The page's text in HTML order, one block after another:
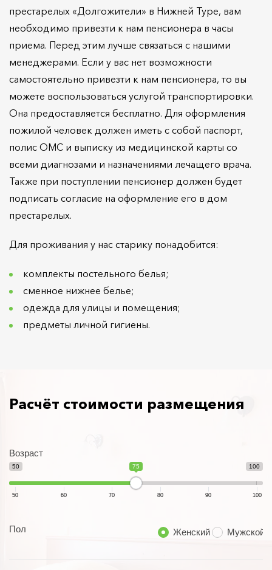
престарелых «Долгожители» в Нижней Туре, вам
необходимо привезти к нам пенсионера в часы
приема. Перед этим лучше связаться с нашими
менеджерами. Если у вас нет возможности
самостоятельно привезти к нам пенсионера, то вы
можете воспользоваться услугой транспортировки.
Она предоставляется бесплатно. Для оформления
пожилой человек должен иметь с собой паспорт,
полис ОМС и выписку из медицинской карты со
всеми диагнозами и назначениями лечащего врача.
Также при поступлении пенсионер должен будет
подписать согласие на оформление его в дом
престарелых.
Для проживания у нас старику понадобится:
комплекты постельного белья;
сменное нижнее белье;
одежда для улицы и помещения;
предметы личной гигиены.
Расчёт стоимости размещения